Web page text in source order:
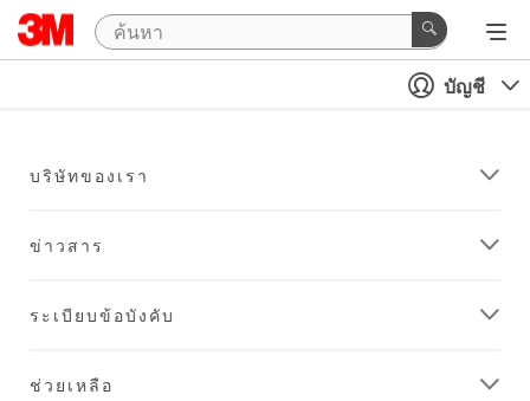
บัญชี
บริษัทของเรา
ข่าวสาร
ระเบียบข้อบังคับ
ช่วยเหลือ